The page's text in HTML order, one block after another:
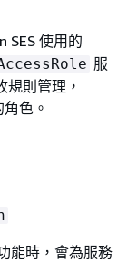
SES 使用的
服
規則管理，
色。
能時，會為服務